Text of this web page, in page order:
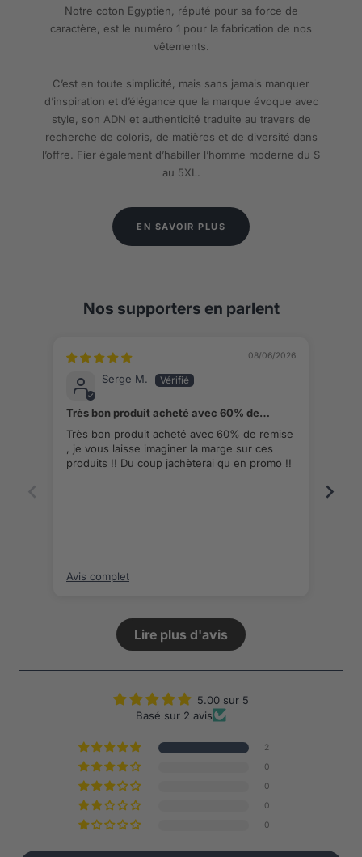
Notre coton Egyptien, réputé pour sa force de
caractère, est le numéro 1 pour la fabrication de nos
vêtements.
C’est en toute simplicité, mais sans jamais manquer
d’inspiration et d’élégance que la marque évoque avec
style, son ADN et authenticité traduite au travers de
recherche de coloris, de matières et de diversité dans
l’offre. Fier également d’habiller l’homme moderne du S
au 5XL.
EN SAVOIR PLUS
Nos supporters en parlent
08/06/2026
Serge M.
Très bon produit acheté avec 60% de
remise
Très bon produit acheté avec 60% de remise
, je vous laisse imaginer la marge sur ces
produits !! Du coup jachèterai qu en promo !!
Avis complet
Lire plus d'avis
5.00 sur 5
Basé sur 2 avis
2
0
0
0
0